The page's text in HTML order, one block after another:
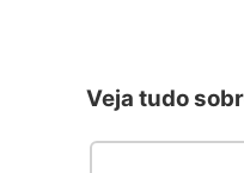
Veja tudo